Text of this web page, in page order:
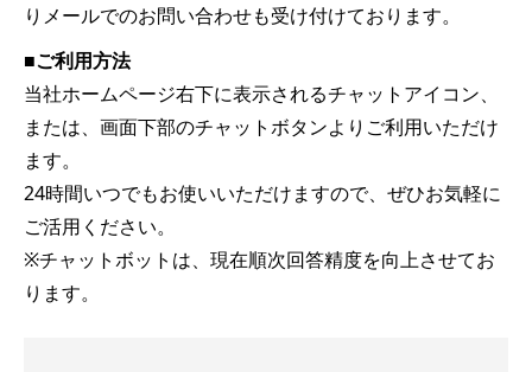
りメールでのお問い合わせも受け付けております。
■ご利用方法
当社ホームページ右下に表示されるチャットアイコン、
または、画面下部のチャットボタンよりご利用いただけ
ます。
24時間いつでもお使いいただけますので、ぜひお気軽に
ご活用ください。
※チャットボットは、現在順次回答精度を向上させてお
ります。